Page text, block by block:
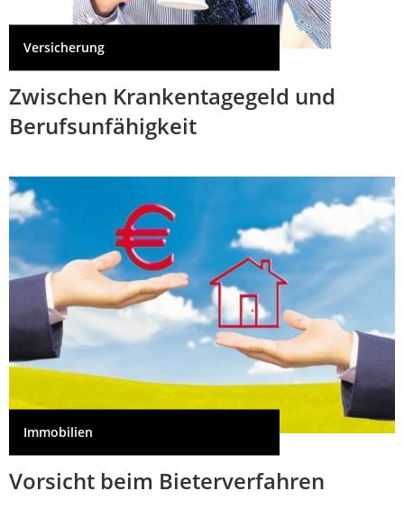
Versicherung
Zwischen Krankentagegeld und
Berufsunfähigkeit
Immobilien
Vorsicht beim Bieterverfahren